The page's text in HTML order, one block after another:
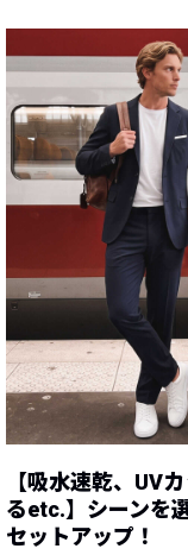
【吸水速乾、UV
るetc.】シーンを
セットアップ！